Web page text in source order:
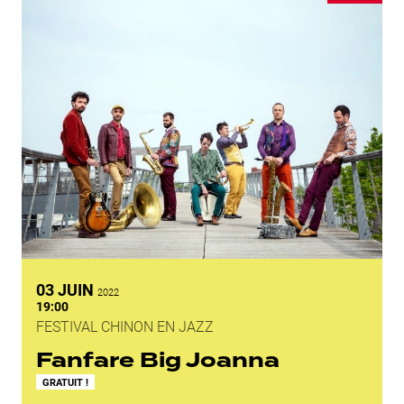
03JUIN
JUIN 2022
19:00
FESTIVAL CHINON EN JAZZ
Fanfare Big Joanna
GRATUIT !